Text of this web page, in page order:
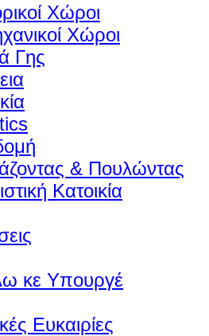
Χώροι
Χώροι
Γης
& Πουλώντας
Κατοικία
κε Υπουργέ
Ευκαιρίες